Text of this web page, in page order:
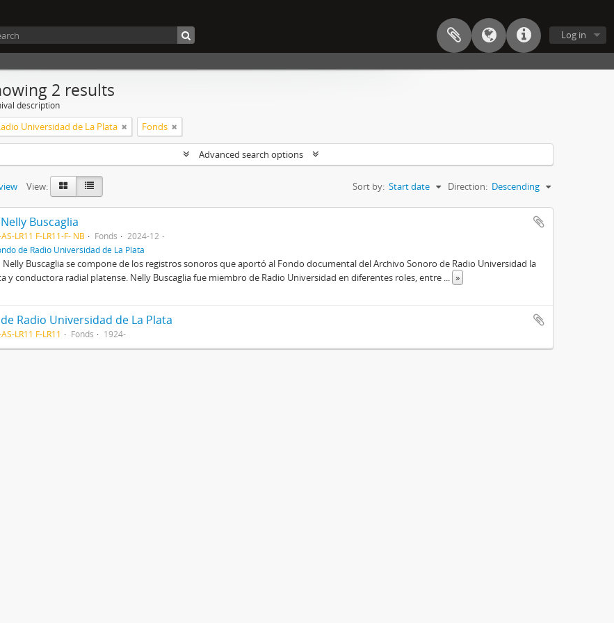
Log in
2 results
description
Universidad de La Plata Fonds
Advanced search options
View: Sort by: Start date Direction: Descending
Buscaglia
LR11 F-LR11-F- NB Fonds
2024-12
de Radio Universidad de La Plata
Nelly Buscaglia se compone de los registros sonoros que aportó al Fondo documental del Archivo Sonoro de Radio Universidad la
y conductora radial platense. Nelly Buscaglia fue miembro de Radio Universidad en diferentes roles, entre ... »
Radio Universidad de La Plata
LR11 F-LR11 Fonds 1924-